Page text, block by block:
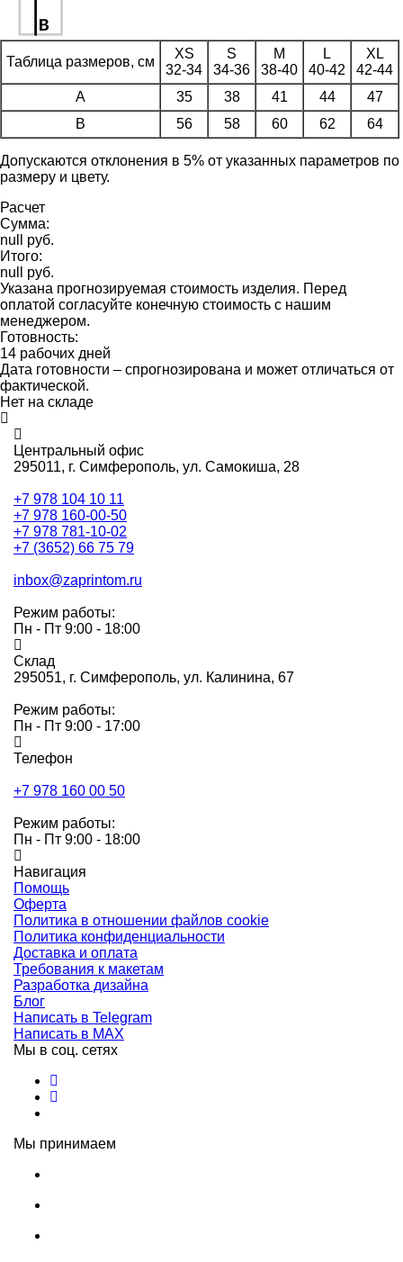
Таблица размеров, см
XS
32-34
S
34-36
M
38-40
L
40-42
XL
42-44
A
35 38 41 44
47
B
56 58 60 62 64
Допускаются отклонения в 5% от указанных параметров по
размеру и цвету.
Расчет
Сумма:
null руб.
Итого:
null руб.
Указана прогнозируемая стоимость изделия. Перед
оплатой согласуйте конечную стоимость с нашим
менеджером.
Готовность:
14 рабочих дней
Дата готовности – спрогнозирована и может отличаться от
фактической.
Нет на складе
Центральный офис
295011, г. Симферополь, ул. Самокиша, 28
+7 978 104 10 11
+7 978 160-00-50
+7 978 781-10-02
+7 (3652) 66 75 79
inbox@zaprintom.ru
Режим работы:
Пн - Пт 9:00 - 18:00
Склад
295051, г. Симферополь, ул. Калинина, 67
Режим работы:
Пн - Пт 9:00 - 17:00
Телефон
+7 978 160 00 50
Режим работы:
Пн - Пт 9:00 - 18:00
Навигация
Помощь
Оферта
Политика в отношении файлов cookie
Политика конфиденциальности
Доставка и оплата
Требования к макетам
Разработка дизайна
Блог
Написать в Telegram
Написать в MAX
Мы в соц. сетях
Мы принимаем